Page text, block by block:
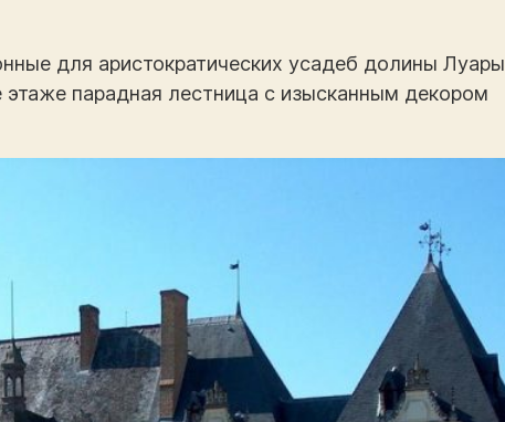
для аристократических усадеб долины Луары
парадная лестница с изысканным декором